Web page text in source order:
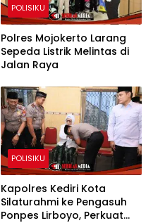
POLISIKU
Polres Mojokerto Larang
Sepeda Listrik Melintas di
Jalan Raya
POLISIKU
Kapolres Kediri Kota
Silaturahmi ke Pengasuh
Ponpes Lirboyo, Perkuat